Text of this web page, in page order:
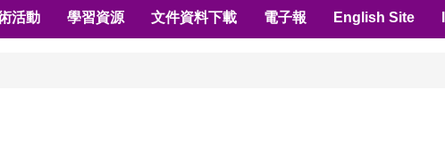
活動 學習資源 文件資料下載 電子報 English Site